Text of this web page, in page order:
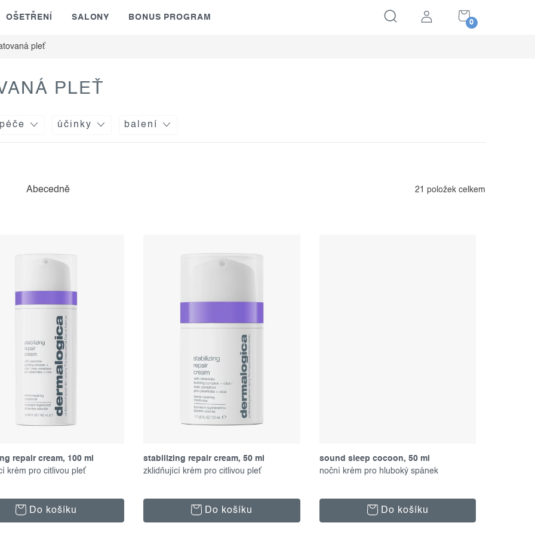
NÁKUPNÍ
KOŠÍK
OŠETŘENÍ SALONY BONUS PROGRAM
pleť
PLEŤ
účinky balení
Abecedně 21 položek celkem
repair cream, 100 ml
krém pro citlivou pleť
Do košíku
stabilizing repair cream, 50 ml
zklidňující krém pro citlivou pleť
Do košíku
sound sleep cocoon, 50 ml
noční krém pro hluboký spánek
Do košíku